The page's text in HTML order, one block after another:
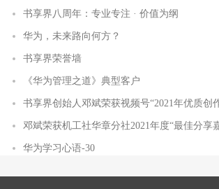
书享界八周年：专业专注 · 价值为纲
华为，未来路向何方？
书享界荣誉墙
《华为管理之道》典型客户
书享界创始人邓斌荣获视频号“2021年优质创
邓斌荣获机工社华章分社2021年度“最佳分享
华为学习心语-30